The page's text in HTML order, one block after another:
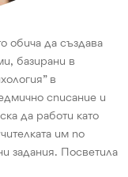
обича да създава
базирани в
в
списание и
да работи като
им по
задания. Посветила